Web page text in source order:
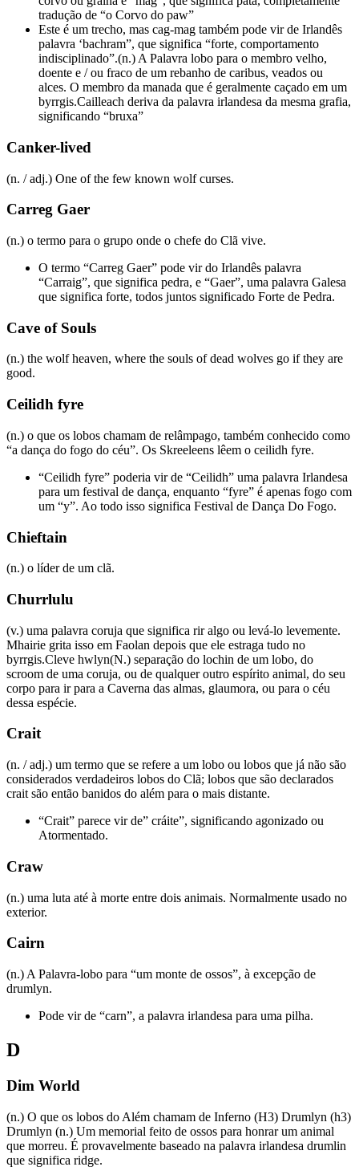
tradução de “o Corvo do paw”
Este é um trecho, mas cag-mag também pode vir de Irlandês
palavra ‘bachram”, que significa “forte, comportamento
indisciplinado”.(n.) A Palavra lobo para o membro velho,
doente e / ou fraco de um rebanho de caribus, veados ou
alces. O membro da manada que é geralmente caçado em um
byrrgis.Cailleach deriva da palavra irlandesa da mesma grafia,
significando “bruxa”
Canker-lived
(n. / adj.) One of the few known wolf curses.
Carreg Gaer
(n.) o termo para o grupo onde o chefe do Clã vive.
O termo “Carreg Gaer” pode vir do Irlandês palavra
“Carraig”, que significa pedra, e “Gaer”, uma palavra Galesa
que significa forte, todos juntos significado Forte de Pedra.
Cave of Souls
(n.) the wolf heaven, where the souls of dead wolves go if they are
good.
Ceilidh fyre
(n.) o que os lobos chamam de relâmpago, também conhecido como
“a dança do fogo do céu”. Os Skreeleens lêem o ceilidh fyre.
“Ceilidh fyre” poderia vir de “Ceilidh” uma palavra Irlandesa
para um festival de dança, enquanto “fyre” é apenas fogo com
um “y”. Ao todo isso significa Festival de Dança Do Fogo.
Chieftain
(n.) o líder de um clã.
Churrlulu
(v.) uma palavra coruja que significa rir algo ou levá-lo levemente.
Mhairie grita isso em Faolan depois que ele estraga tudo no
byrrgis.Cleve hwlyn(N.) separação do lochin de um lobo, do
scroom de uma coruja, ou de qualquer outro espírito animal, do seu
corpo para ir para a Caverna das almas, glaumora, ou para o céu
dessa espécie.
Crait
(n. / adj.) um termo que se refere a um lobo ou lobos que já não são
considerados verdadeiros lobos do Clã; lobos que são declarados
crait são então banidos do além para o mais distante.
“Crait” parece vir de” cráite”, significando agonizado ou
Atormentado.
Craw
(n.) uma luta até à morte entre dois animais. Normalmente usado no
exterior.
Cairn
(n.) A Palavra-lobo para “um monte de ossos”, à excepção de
drumlyn.
Pode vir de “carn”, a palavra irlandesa para uma pilha.
D
Dim World
(n.) O que os lobos do Além chamam de Inferno (H3) Drumlyn (h3)
Drumlyn (n.) Um memorial feito de ossos para honrar um animal
que morreu. É provavelmente baseado na palavra irlandesa drumlin
que significa ridge.